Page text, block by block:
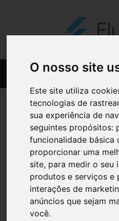
O nosso site
Este site utiliza
tecnologias de
sua experiência de
seguintes propósitos:
funcionalidade básica
proporcionar uma
site, para medir o seu
produtos e serviços e
interações de
anúncios que sejam
você.